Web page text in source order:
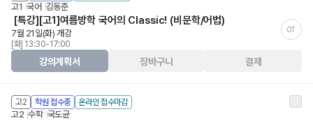
고1 국어 김동준
[특강][고1]여름방학 국어의 Classic! (비문학/어법)
OT
7월 21일(화) 개강
[화] 13:30-17:00
강의계획서 장바구니 결제
고2 학원 접수중 온라인 접수마감
고2 수학 국도균